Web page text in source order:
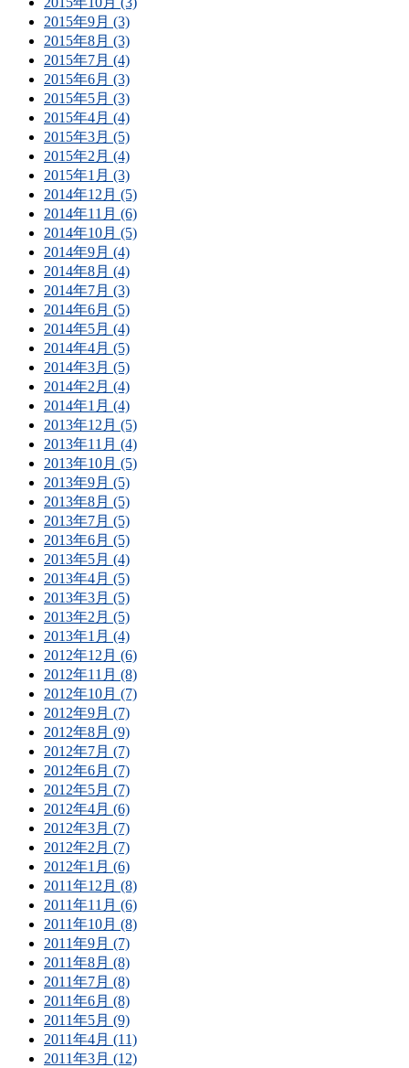
2015年9月 (3)
2015年8月 (3)
2015年7月 (4)
2015年6月 (3)
2015年5月 (3)
2015年4月 (4)
2015年3月 (5)
2015年2月 (4)
2015年1月 (3)
2014年12月 (5)
2014年11月 (6)
2014年10月 (5)
2014年9月 (4)
2014年8月 (4)
2014年7月 (3)
2014年6月 (5)
2014年5月 (4)
2014年4月 (5)
2014年3月 (5)
2014年2月 (4)
2014年1月 (4)
2013年12月 (5)
2013年11月 (4)
2013年10月 (5)
2013年9月 (5)
2013年8月 (5)
2013年7月 (5)
2013年6月 (5)
2013年5月 (4)
2013年4月 (5)
2013年3月 (5)
2013年2月 (5)
2013年1月 (4)
2012年12月 (6)
2012年11月 (8)
2012年10月 (7)
2012年9月 (7)
2012年8月 (9)
2012年7月 (7)
2012年6月 (7)
2012年5月 (7)
2012年4月 (6)
2012年3月 (7)
2012年2月 (7)
2012年1月 (6)
2011年12月 (8)
2011年11月 (6)
2011年10月 (8)
2011年9月 (7)
2011年8月 (8)
2011年7月 (8)
2011年6月 (8)
2011年5月 (9)
2011年4月 (11)
2011年3月 (12)